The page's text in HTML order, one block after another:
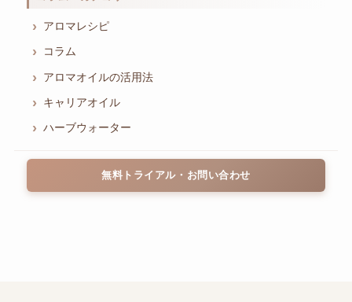
アロマレシピ
コラム
アロマオイルの活用法
キャリアオイル
ハーブウォーター
無料トライアル・お問い合わせ